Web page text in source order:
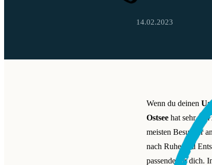
14.02.2023
Wenn du deinen
Ostsee hat sehr viel
meisten Besucher
nach Ruhe und
passende für dich.